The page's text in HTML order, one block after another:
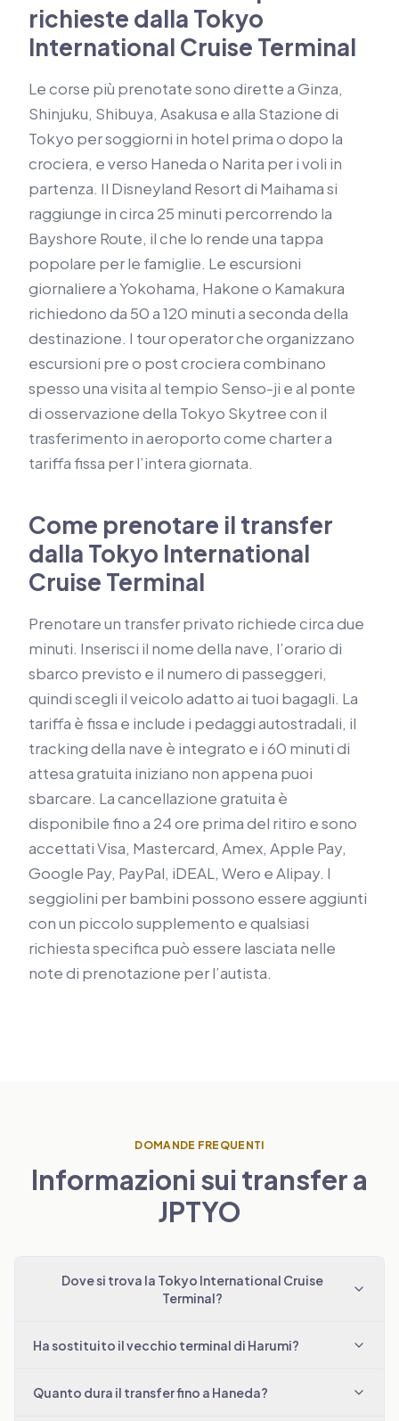
richieste dalla Tokyo
International Cruise Terminal
Le corse più prenotate sono dirette a Ginza,
Shinjuku, Shibuya, Asakusa e alla Stazione di
Tokyo per soggiorni in hotel prima o dopo la
crociera, e verso Haneda o Narita per i voli in
partenza. Il Disneyland Resort di Maihama si
raggiunge in circa 25 minuti percorrendo la
Bayshore Route, il che lo rende una tappa
popolare per le famiglie. Le escursioni
giornaliere a Yokohama, Hakone o Kamakura
richiedono da 50 a 120 minuti a seconda della
destinazione. I tour operator che organizzano
escursioni pre o post crociera combinano
spesso una visita al tempio Senso-ji e al ponte
di osservazione della Tokyo Skytree con il
trasferimento in aeroporto come charter a
tariffa fissa per l’intera giornata.
Come prenotare il transfer
dalla Tokyo International
Cruise Terminal
Prenotare un transfer privato richiede circa due
minuti. Inserisci il nome della nave, l’orario di
sbarco previsto e il numero di passeggeri,
quindi scegli il veicolo adatto ai tuoi bagagli. La
tariffa è fissa e include i pedaggi autostradali, il
tracking della nave è integrato e i 60 minuti di
attesa gratuita iniziano non appena puoi
sbarcare. La cancellazione gratuita è
disponibile fino a 24 ore prima del ritiro e sono
accettati Visa, Mastercard, Amex, Apple Pay,
Google Pay, PayPal, iDEAL, Wero e Alipay. I
seggiolini per bambini possono essere aggiunti
con un piccolo supplemento e qualsiasi
richiesta specifica può essere lasciata nelle
note di prenotazione per l’autista.
DOMANDE FREQUENTI
Informazioni sui transfer a
JPTYO
Dove si trova la Tokyo International Cruise
Terminal?
Ha sostituito il vecchio terminal di Harumi?
Quanto dura il transfer fino a Haneda?